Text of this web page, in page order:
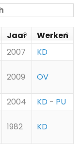
Jaar
Werken
2007 KD
2009 OV
2004 KD - PU
1982 KD